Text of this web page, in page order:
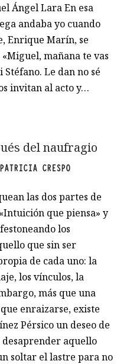
Ángel Lara En esa
andaba yo cuando
Enrique Marín, se
mañana te vas
Stéfano. Le dan no sé
invitan al acto y…
del naufragio
PATRICIA CRESPO
las dos partes de
que piensa» y
los
que sin ser
de cada uno: la
los vínculos, la
más que una
enraizarse, existe
Pérsico un deseo de
desaprender aquello
soltar el lastre para no